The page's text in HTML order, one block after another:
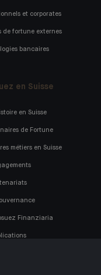
et corporates
de fortune externes
bancaires
en Suisse
en Suisse
de Fortune
métiers en Suisse
Finanziaria